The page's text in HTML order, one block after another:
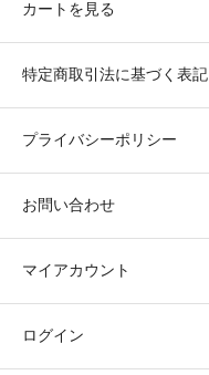
カートを見る
特定商取引法に基づく表記
プライバシーポリシー
お問い合わせ
マイアカウント
ログイン